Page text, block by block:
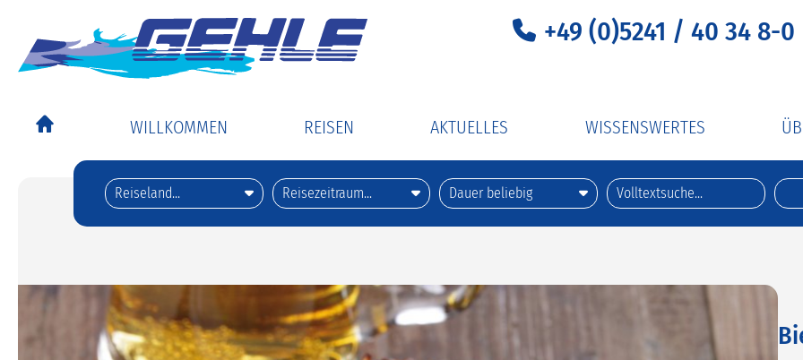
+49 (0)5241 / 40 34 8-0
WILLKOMMEN REISEN
Tagesfahrten der Extraklasse
Goldener September
Highlights
Reiseberichte
Urlaubsplaner
AKTUELLES WISSENSWERTES
Gehle Reise-ABC
Richtiges Kofferpacken